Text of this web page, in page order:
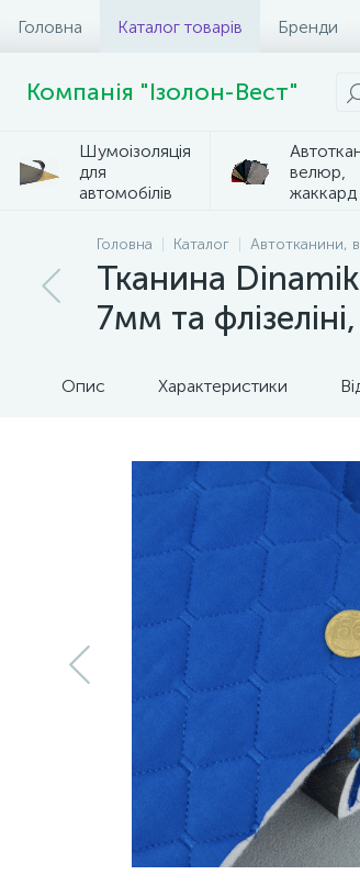
Головна Каталог товарів Бренди
Компанія "Ізолон-Вест"
Шумоізоляція
для
автомобілів
велюр,
жаккард
Головна Каталог Автотканини,
Тканина
7мм та
Опис Характеристики